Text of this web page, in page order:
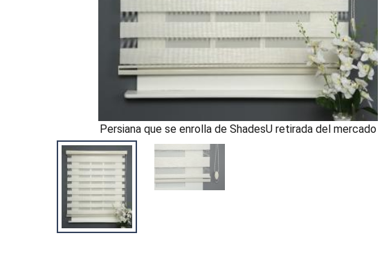
Persiana que se enrolla de ShadesU retirada del mercado